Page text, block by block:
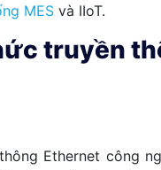
MES và IIoT.
truyền
Ethernet công